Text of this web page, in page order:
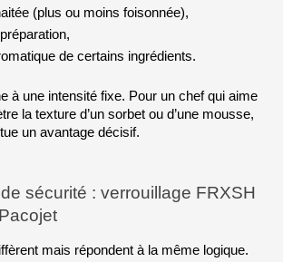
(plus ou moins foisonnée),
de certains ingrédients.
à une intensité fixe. Pour un chef qui aime
la texture d’un sorbet ou d’une mousse,
un avantage décisif.
sécurité : verrouillage FRXSH
mais répondent à la même logique.